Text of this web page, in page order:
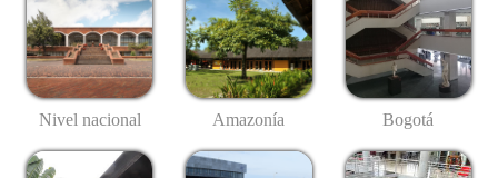
Nivel nacional Amazonía Bogotá